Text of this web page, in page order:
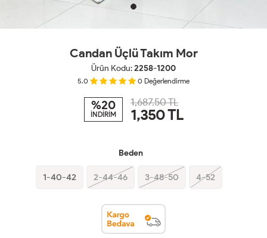
Candan Üçlü Takım Mor
Ürün Kodu:2258-1200
5.0 0 Değerlendirme
%20
İNDİRİM
1,687.50 TL
1,350TL
Beden
1-40-42 2-44-46 3-48-50 4-52